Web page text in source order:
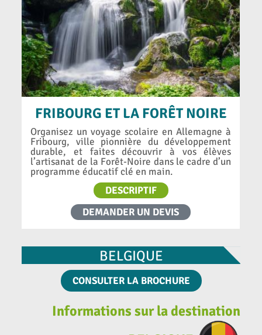
FRIBOURG ET LA FORÊT NOIRE
Organisez un voyage scolaire en Allemagne à
Fribourg, ville pionnière du développement
durable, et faites découvrir à vos élèves
l’artisanat de la Forêt-Noire dans le cadre d’un
programme éducatif clé en main.
DESCRIPTIF
DEMANDER UN DEVIS
BELGIQUE
CONSULTER LA BROCHURE
Informations sur la destination